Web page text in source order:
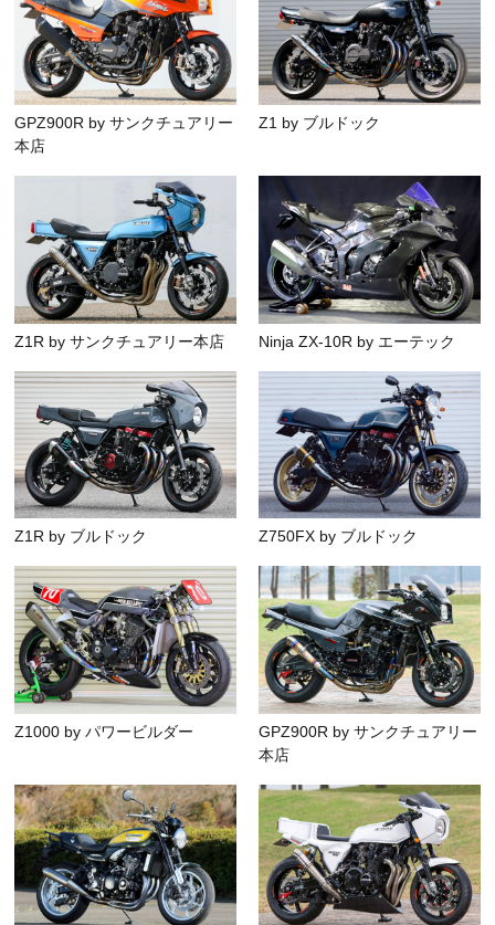
GPZ900R by サンクチュアリー
本店
Z1 by ブルドック
Z1R by サンクチュアリー本店 Ninja ZX-10R by エーテック
Z1R by ブルドック Z750FX by ブルドック
Z1000 by パワービルダー
GPZ900R by サンクチュアリー
本店